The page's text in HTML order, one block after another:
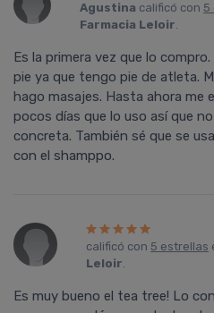
Agustina calificó con 5
Farmacia Leloir.
Es la primera vez que lo
pie ya que tengo pie de atleta.
hago masajes. Hasta ahora me
pocos días que lo uso así que
concreta. También sé que se
con el shamppo.
calificó con 5 estrellas
Leloir.
Es muy bueno el tea tree! Lo